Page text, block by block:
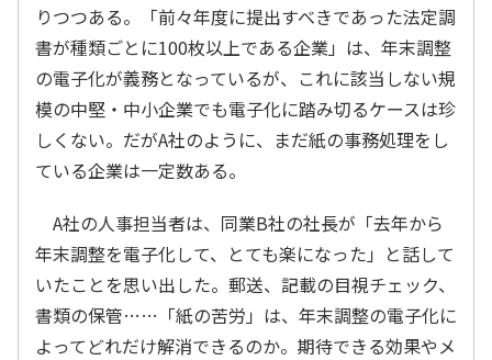
りつつある。「前々年度に提出すべきであった法定調
書が種類ごとに100枚以上である企業」は、年末調整
の電子化が義務となっているが、これに該当しない規
模の中堅・中小企業でも電子化に踏み切るケースは珍
しくない。だがA社のように、まだ紙の事務処理をし
ている企業は一定数ある。
A社の人事担当者は、同業B社の社長が「去年から
年末調整を電子化して、とても楽になった」と話して
いたことを思い出した。郵送、記載の目視チェック、
書類の保管……「紙の苦労」は、年末調整の電子化に
よってどれだけ解消できるのか。期待できる効果やメ